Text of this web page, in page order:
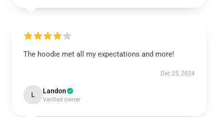
The hoodie met all my expectations and more!
Dec 25, 2024
L Landon
Verified owner